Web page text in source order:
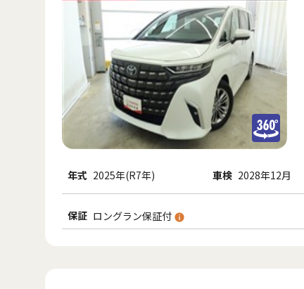
年式 2025年(R7年) 車検 2028年12月
保証 ロングラン保証付